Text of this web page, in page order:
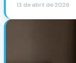
fenômeno.
13 de abril de 2026